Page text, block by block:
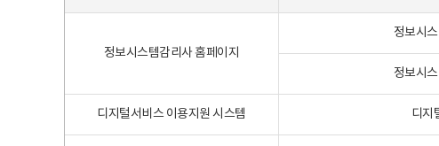
정보시스템감리사 홈페이지
정보시
정보시
디지털서비스 이용지원 시스템 디지